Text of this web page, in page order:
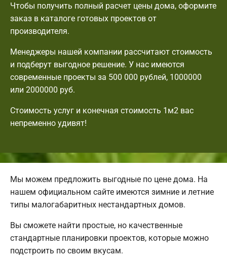
Чтобы получить полный расчет цены дома, оформите
заказ в каталоге готовых проектов от
производителя.
Менеджеры нашей компании рассчитают стоимость
и подберут выгодное решение. У нас имеются
современные проекты за 500 000 рублей, 1000000
или 2000000 руб.
Стоимость услуг и конечная стоимость 1м2 вас
непременно удивят!
Мы можем предложить выгодные по цене дома. На
нашем официальном сайте имеются зимние и летние
типы малогабаритных нестандартных домов.
Вы сможете найти простые, но качественные
стандартные планировки проектов, которые можно
подстроить по своим вкусам.